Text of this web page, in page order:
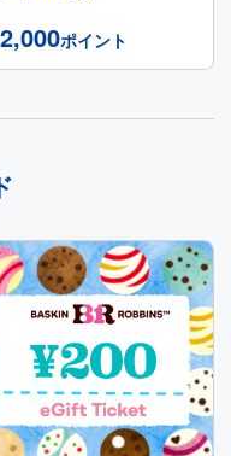
ポイント